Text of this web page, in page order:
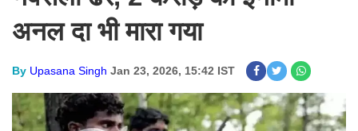
अनल दा भी मारा गया
By Upasana Singh Jan 23, 2026, 15:42 IST